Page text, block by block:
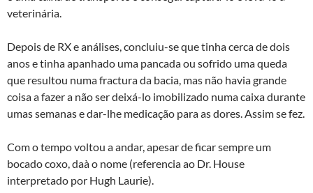
veterinária.
Depois de RX e análises, concluiu-se que tinha cerca de dois
anos e tinha apanhado uma pancada ou sofrido uma queda
que resultou numa fractura da bacia, mas não havia grande
coisa a fazer a não ser deixá-lo imobilizado numa caixa durante
umas semanas e dar-lhe medicação para as dores. Assim se fez.
Com o tempo voltou a andar, apesar de ficar sempre um
bocado coxo, daà­ o nome (referencia ao Dr. House
interpretado por Hugh Laurie).